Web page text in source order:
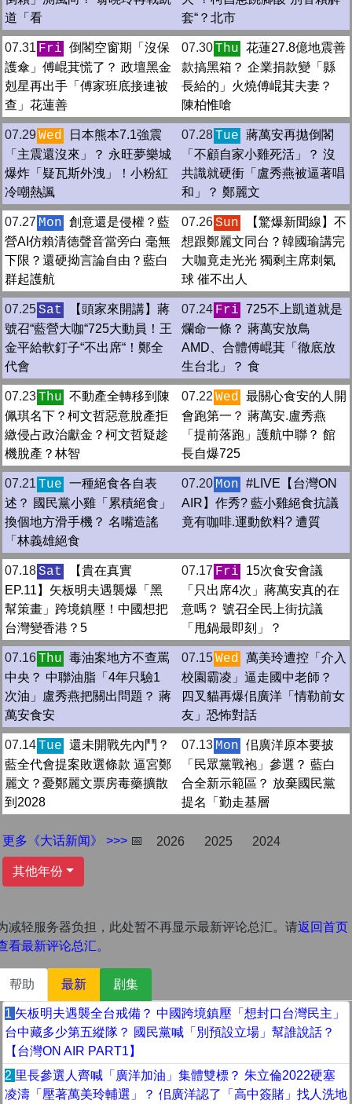
道「看
套“？北市
07.31 Fri 倒閣空窗期「沒保
護傘」傅崐萁慌了？ 政壇黑金
剋星再出手「傅家班底接連被
查」花蓮善
07.30Thu 花蓮27.8億地震善
款搞黑箱？ 企業捐款變「縣
長給的」火燒傅崐萁夫妻？
陳柏惟嗆
07.29Wed
日本熊本7.1強震
「主震還沒來」？ 永旺夢樂城
爆炸「疑瓦斯外洩」！小粉紅
冷嘲熱諷
07.28Tue 蔣萬安再拋倒閣
「不顧自家小雞死活」？ 沒
共識就硬衝「盧秀燕被逼著唱
和」？ 鄭麗文
07.27 Mon 創意還是侵權？藍
營AI仿賴清德聲音當旁白 毫無
下限？還硬拗言論自由？藍白
群起護航
07.26Sun
【驚爆新聞線】不
想跟鄭麗文同台？韓國瑜講完
大咖竟走光光 獨剩主席刺氣
球 催不出人
07.25Sat
【頭家來開講】蔣
號召“藍營大咖“725大動員！王
金平給軟釘子“不出席“！鄭全
代會
07.24 Fri 725不上凱道就是
爛命一條？ 蔣萬安放鳥
AMD、合體傅崐萁「徹底放
生台北」？ 食
07.23Thu 不動產全轉移到陳
佩琪名下？柯文哲惡意脫產拒
繳侵占政治獻金？柯文哲疑趁
機脫產？林智
07.22 Wed 最關心食安的人開
會跑第一？ 蔣萬安.盧秀燕
「提前落跑」護航中聯？ 館
長自爆725
07.21 Tue 一種絕食各自表
述？ 國民黨小雞「累積絕食」
換個地方滑手機？ 名嘴造謠
「林義雄絕食
07.20 Mon #LIVE【台灣ON
AIR】作秀? 藍小雞絕食抗議
竟有咖啡.運動飲料? 遭質
07.18Sat
【貴在真實
EP.11】矢板明夫遇襲爆「黑
幫策畫」跨境鎮壓！中國想把
台灣變香港？5
07.17 Fri
15次食安會議
「只出席4次」蔣萬安真的在
意嗎？ 號召全民上街抗議
「甩鍋最即刻」？
07.16Thu 毒油案地方不查罵
中央？ 中聯油脂「4年只驗1
次油」盧秀燕把關出問題？ 蔣
萬安食安
07.15Wed 萬美玲遭控「介入
校園霸凌」逼走國中老師？
四叉貓再爆佀廣洋「情勒前女
友」恐怖對話
07.14Tue 還未開戰先內鬥？
藍全代會提案敗選條款 逼宮鄭
麗文？憂鄭麗文票房毒藥擴散
到2028
07.13 Mon 佀廣洋原本要披
「民眾黨戰袍」參選？ 藍白
合全新示範區？ 放棄國民黨
提名「勤走基層
更多《大话新闻》 >>> 📅 2026 2025 2024
其他年份
减轻服务器负担，此处暂不再显示最新评论总汇。请返回首页
看最新评论总汇。
帮助 最新 剧集
1 矢板明夫遇襲全台戒備？ 中國跨境鎮壓「想封口台灣民主」
台中藏多少第五縱隊？ 國民黨喊「別預設立場」幫誰說話？
【台灣ON AIR PART1】
2 里長參選人齊喊「廣洋加油」集體雙標？ 朱立倫2022硬塞
凌濤「壓著萬美玲輔選」？ 佀廣洋認了「高中簽賭」找人洗地